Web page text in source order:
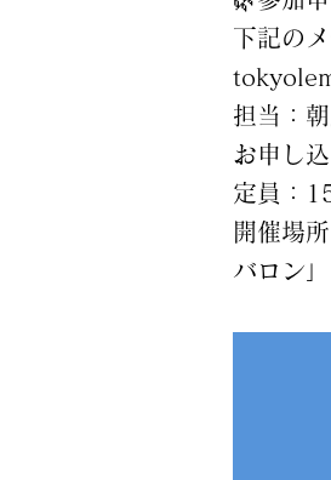
下記の
担当：
お申し
定員：
開催場
バロン